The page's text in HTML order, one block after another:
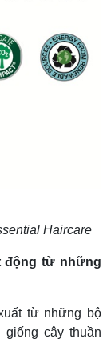
Haircare
động từ những
từ những bộ
cây thuần